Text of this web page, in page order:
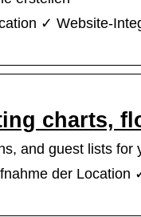
✓ Website-
charts,
and guest lists for
der